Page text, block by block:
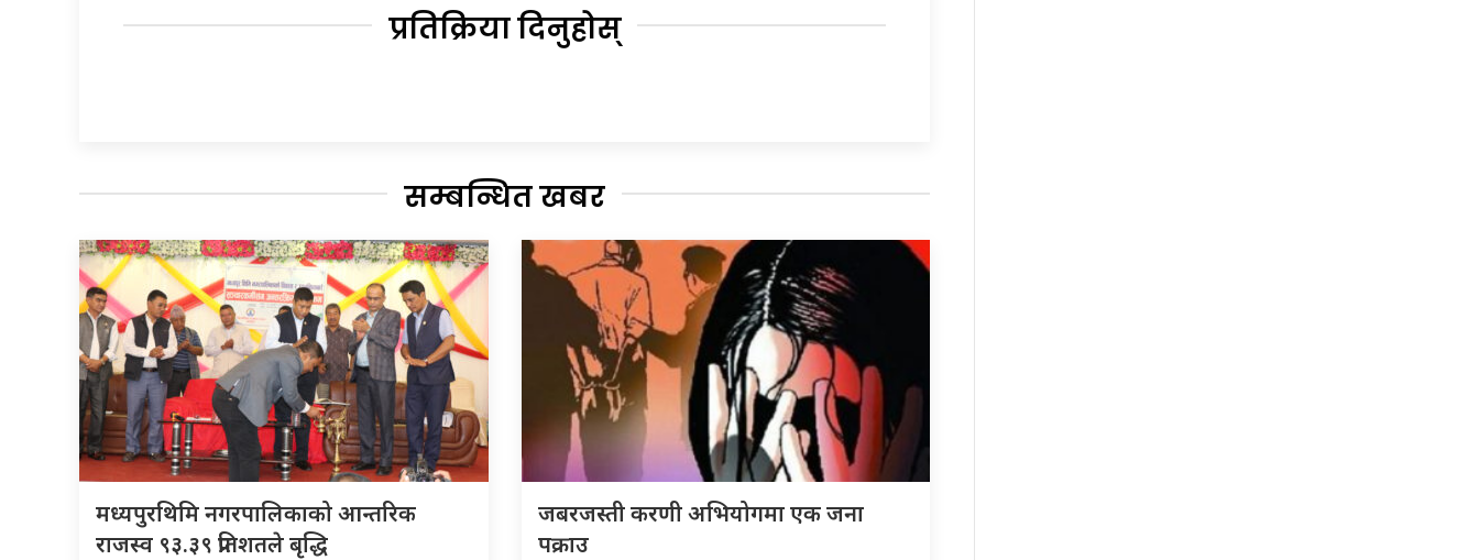
प्रतिक्रिया दिनुहोस्
सम्बन्धित खबर
मध्यपुरथिमि नगरपालिकाको आन्तरिक
राजस्व ९३.३९ प्रतिशतले बृद्धि
जबरजस्ती करणी अभियोगमा एक जना
पक्राउ